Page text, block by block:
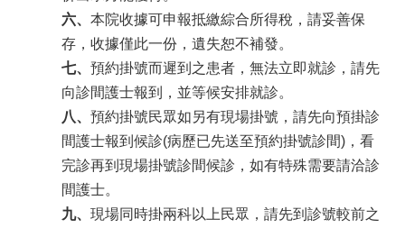
六、 本院收據可申報抵繳綜合所得稅，請妥善保
存，收據僅此一份，遺失恕不補發。
七、 預約掛號而遲到之患者，無法立即就診，請先
向診間護士報到，並等候安排就診。
八、 預約掛號民眾如另有現場掛號，請先向預掛診
間護士報到候診(病歷已先送至預約掛號診間)，看
完診再到現場掛號診間候診，如有特殊需要請洽診
間護士。
九、 現場同時掛兩科以上民眾，請先到診號較前之